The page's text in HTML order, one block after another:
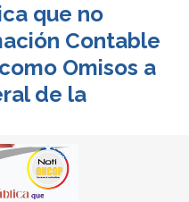
que no
Contable
Omisos a
de la